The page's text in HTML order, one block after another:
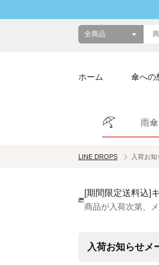
ホーム 傘への
雨傘
LINE DROPS 入荷お
[期間限定送料込]
商品が入荷次第、
入荷お知らせメ